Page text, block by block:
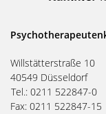
Willstätterstraße 10
40549 Düsseldorf
Tel.: 0211 522847-0
Fax: 0211 522847-15